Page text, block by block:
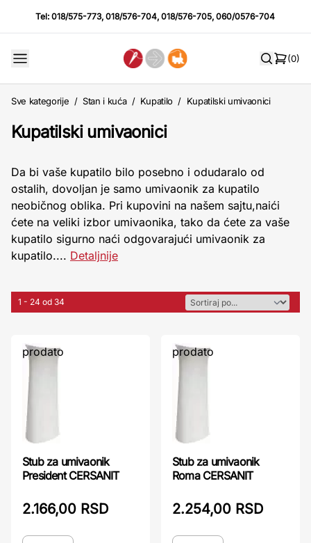
Tel:018/575-773,018/576-704,018/576-705,060/0576-704
(0)
Sve kategorije / Stan i kuća / Kupatilo / Kupatilski umivaonici
Kupatilski umivaonici
Da bi vaše kupatilo bilo posebno i odudaralo od
ostalih, dovoljan je samo umivaonik za kupatilo
neobičnog oblika. Pri kupovini na našem sajtu,naići
ćete na veliki izbor umivaonika, tako da ćete za vaše
kupatilo sigurno naći odgovarajući umivaonik za
kupatilo.... Detaljnije
1 - 24 od 34
prodato
Stub za umivaonik
President CERSANIT
2.166,00 RSD
prodato
Stub za umivaonik
Roma CERSANIT
2.254,00 RSD